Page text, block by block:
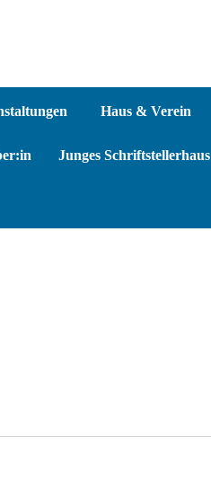
Haus & Verein
Junges Schriftstellerhaus